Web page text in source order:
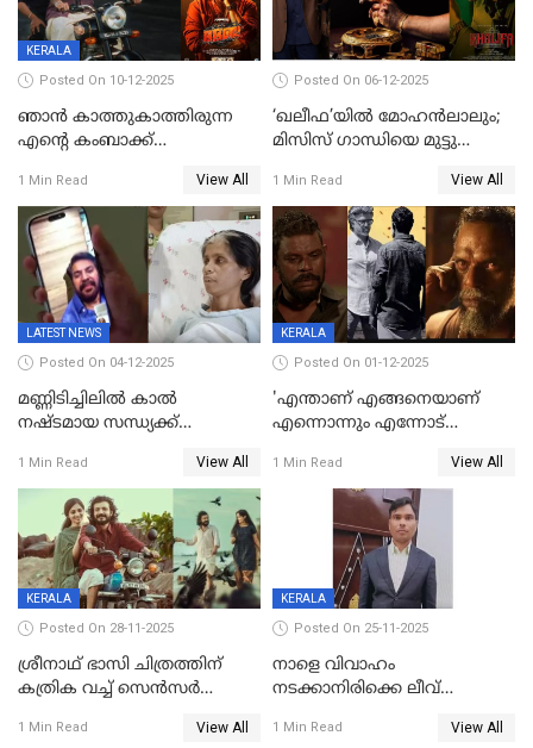
KERALA
Posted On 10-12-2025
ഞാന്‍ കാത്തുകാത്തിരുന്ന
എന്റെ കംബാക്ക്
പുറത്ത്
1 Min Read View All
Posted On 06-12-2025
‘ഖലീഫ’യിൽ മോഹൻലാലും;
മിസിസ് ഗാന്ധിയെ മുട്ടു
അഹമ്മദ് അലിയായെത്തും
1 Min Read View All
LATEST NEWS
Posted On 04-12-2025
മണ്ണിടിച്ചിലിൽ കാല്‍
നഷ്ടമായ സന്ധ്യക്ക്
വീഡിയോകോൾ;
കൃത്രിമക്കാല്‍ നല്‍കാമെന്ന്
താരം, വീട്
നിര്‍മിക്കുന്നതിനുള്ള
ഇടപെടലും നടത്തും
1 Min Read View All
KERALA
Posted On 01-12-2025
'എന്താണ് എങ്ങനെയാണ്
എന്നൊന്നും എന്നോട്
താനുമുണ്ടെന്ന് വിനായകൻ
1 Min Read View All
KERALA
Posted On 28-11-2025
ശ്രീനാഥ് ഭാസി ചിത്രത്തിന്
കത്രിക വച്ച് സെൻസർ
മാറ്റണം';പൊങ്കാല റിലീസ് മാറ്റി
1 Min Read View All
KERALA
Posted On 25-11-2025
നാളെ വിവാഹം
നടക്കാനിരിക്കെ ലീവ്
സൂപ്പർവൈസർ
1 Min Read View All